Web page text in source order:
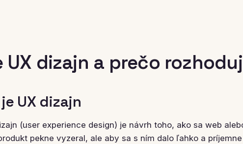
UX dizajn a prečo
UX dizajn
(user experience design) je návrh toho, ako sa web
pekne vyzeral, ale aby sa s ním dalo ľahko a